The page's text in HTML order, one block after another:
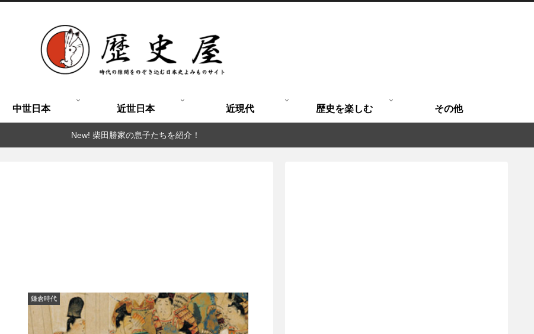
中世日本 近世日本 近現代 歴史を楽しむ その他
New! 柴田勝家の息子たちを紹介！
鎌倉時代